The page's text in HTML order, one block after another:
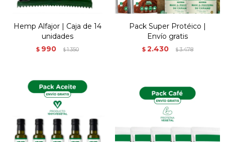
Hemp Alfajor | Caja de 14
unidades
$ 990 $1.350
Pack Super Protéico |
Envío gratis
$ 2.430 $3.478